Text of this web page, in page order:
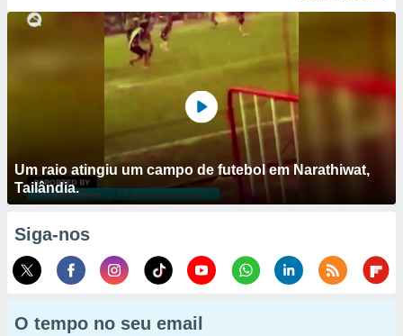
Um raio atingiu um campo de futebol em Narathiwat,
Tailândia.
Siga-nos
O tempo no seu email